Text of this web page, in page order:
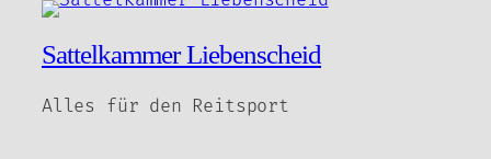
10,00 €.
Sattelkammer Liebenscheid
Alles für den Reitsport